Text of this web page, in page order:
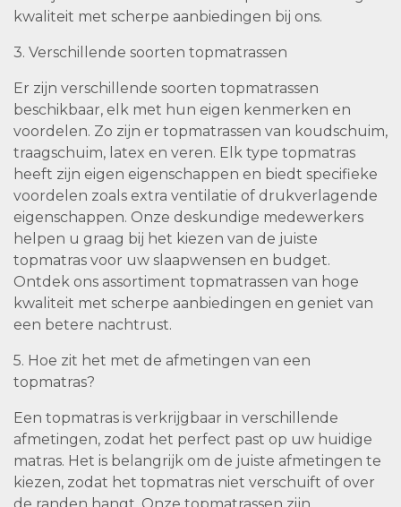
kwaliteit met scherpe aanbiedingen bij ons.
3. Verschillende soorten topmatrassen
Er zijn verschillende soorten topmatrassen
beschikbaar, elk met hun eigen kenmerken en
voordelen. Zo zijn er topmatrassen van koudschuim,
traagschuim, latex en veren. Elk type topmatras
heeft zijn eigen eigenschappen en biedt specifieke
voordelen zoals extra ventilatie of drukverlagende
eigenschappen. Onze deskundige medewerkers
helpen u graag bij het kiezen van de juiste
topmatras voor uw slaapwensen en budget.
Ontdek ons assortiment topmatrassen van hoge
kwaliteit met scherpe aanbiedingen en geniet van
een betere nachtrust.
5. Hoe zit het met de afmetingen van een
topmatras?
Een topmatras is verkrijgbaar in verschillende
afmetingen, zodat het perfect past op uw huidige
matras. Het is belangrijk om de juiste afmetingen te
kiezen, zodat het topmatras niet verschuift of over